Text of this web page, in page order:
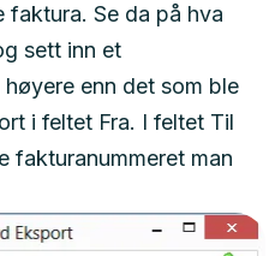
faktura. Se da på hva
sett inn et
enn det som ble
i feltet Fra. I feltet Til
fakturanummeret man